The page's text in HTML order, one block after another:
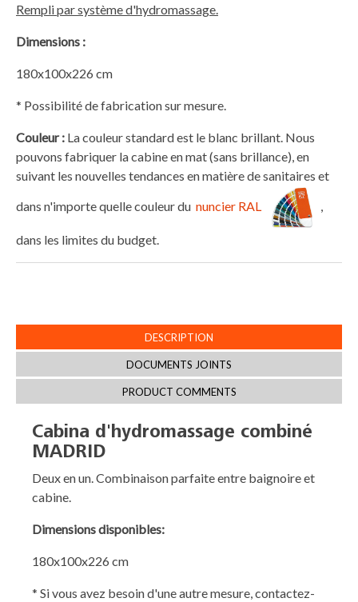
Rempli par système d'hydromassage.
Dimensions :
180x100x226 cm
* Possibilité de fabrication sur mesure.
Couleur : La couleur standard est le blanc brillant. Nous
pouvons fabriquer la cabine en mat (sans brillance), en
suivant les nouvelles tendances en matière de sanitaires et
dans n'importe quelle couleur du nuncier RAL
dans les limites du budget.
DESCRIPTION
DOCUMENTS JOINTS
PRODUCT COMMENTS
Cabina d'hydromassage combiné
MADRID
Deux en un. Combinaison parfaite entre baignoire et
cabine.
Dimensions disponibles:
180x100x226 cm
* Si vous avez besoin d'une autre mesure, contactez-